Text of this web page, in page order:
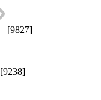
[9827]
[9238]